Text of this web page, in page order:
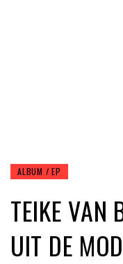
ALBUM / EP
TEIKE VAN
UIT DE